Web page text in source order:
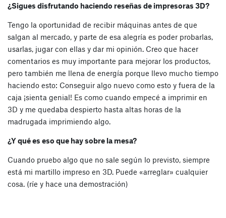
¿Sigues disfrutando haciendo reseñas de impresoras 3D?
Tengo la oportunidad de recibir máquinas antes de que
salgan al mercado, y parte de esa alegría es poder probarlas,
usarlas, jugar con ellas y dar mi opinión. Creo que hacer
comentarios es muy importante para mejorar los productos,
pero también me llena de energía porque llevo mucho tiempo
haciendo esto: Conseguir algo nuevo como esto y fuera de la
caja ¡sienta genial! Es como cuando empecé a imprimir en
3D y me quedaba despierto hasta altas horas de la
madrugada imprimiendo algo.
¿Y qué es eso que hay sobre la mesa?
Cuando pruebo algo que no sale según lo previsto, siempre
está mi martillo impreso en 3D. Puede «arreglar» cualquier
cosa. (ríe y hace una demostración)